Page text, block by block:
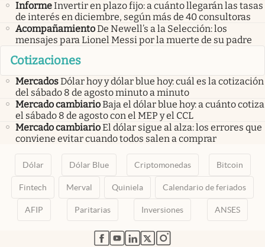
InformeInvertir en plazo fijo: a cuánto llegarán las tasas
de interés en diciembre, según más de 40 consultoras
AcompañamientoDe Newell’s a la Selección: los
mensajes para Lionel Messi por la muerte de su padre
Cotizaciones
MercadosDólar hoy y dólar blue hoy: cuál es la cotización
del sábado 8 de agosto minuto a minuto
Mercado cambiarioBaja el dólar blue hoy: a cuánto cotiza
el sábado 8 de agosto con el MEP y el CCL
Mercado cambiarioEl dólar sigue al alza: los errores que
conviene evitar cuando todos salen a comprar
Dólar Dólar Blue Criptomonedas Bitcoin
Fintech Merval Quiniela Calendario de feriados
AFIP Paritarias Inversiones ANSES
abre en nueva pestaña
abre en nueva pestaña
abre en nueva pestaña
abre en nueva pestaña
abre en nueva pestaña